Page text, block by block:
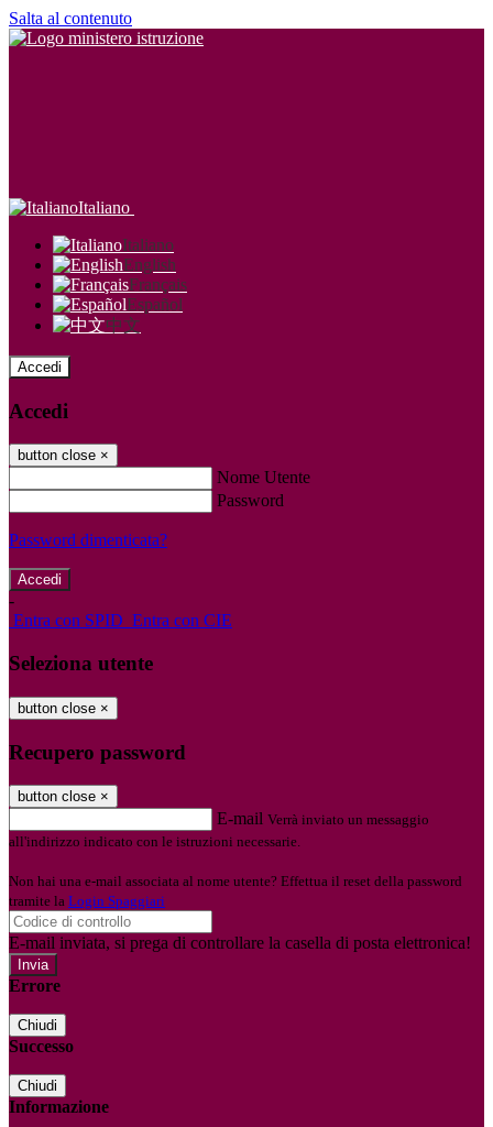
Salta al contenuto
Italiano
Italiano
English
Français
Español
中文
Accedi
Accedi
button close ×
Nome Utente
Password
Password dimenticata?
-
Entra con SPID Entra con CIE
Seleziona utente
button close ×
Recupero password
button close ×
E-mail Verrà inviato un messaggio
all'indirizzo indicato con le istruzioni necessarie.
Non hai una e-mail associata al nome utente? Effettua il reset della password
tramite la Login Spaggiari
E-mail inviata, si prega di controllare la casella di posta elettronica!
Errore
Chiudi
Successo
Chiudi
Informazione